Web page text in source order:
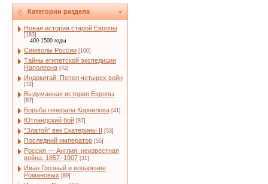
Категории раздела
Новая история старой Европы
[183]
400-1500 годы
Символы России [100]
Тайны египетской экспедиции
Наполеона [42]
Индокитай: Пепел четырех войн
[72]
Выдуманная история Европы
[67]
Борьба генерала Корнилова [41]
Ютландский бой [87]
“Златой” век Екатерины II [53]
Последний император [55]
Россия — Англия: неизвестная
война, 1857–1907 [31]
Иван Грозный и воцарение
Романовых [89]